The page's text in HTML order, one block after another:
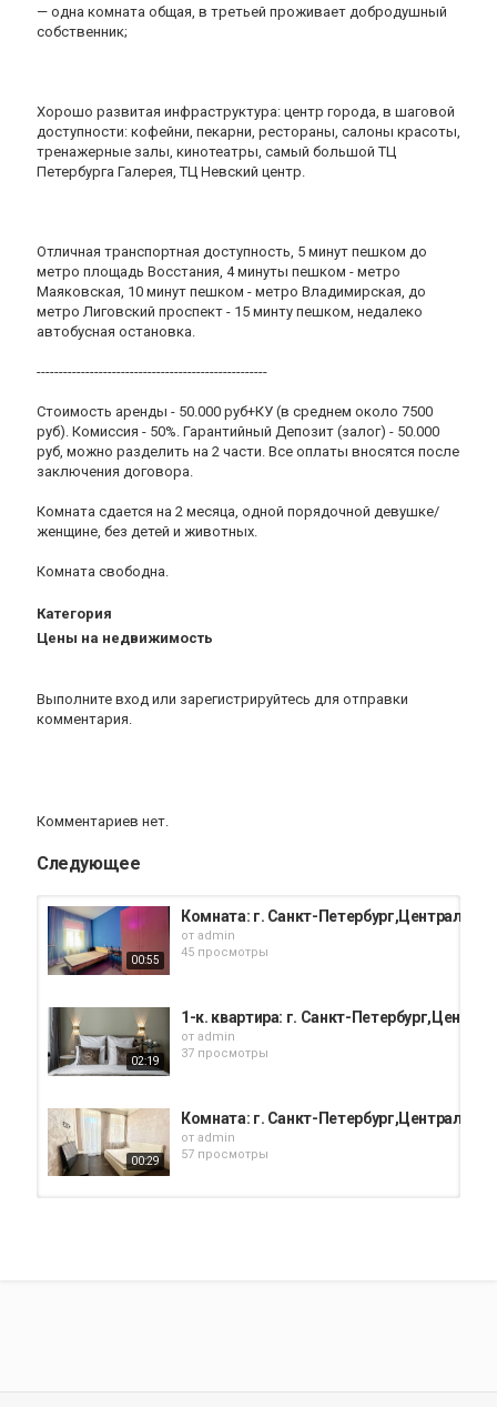
— одна комната общая, в третьей проживает добродушный
собственник;
Хорошо развитая инфраструктура: центр города, в шаговой
доступности: кофейни, пекарни, рестораны, салоны красоты,
тренажерные залы, кинотеатры, самый большой ТЦ
Петербурга Галерея, ТЦ Невский центр.
Отличная транспортная доступность, 5 минут пешком до
метро площадь Восстания, 4 минуты пешком - метро
Маяковская, 10 минут пешком - метро Владимирская, до
метро Лиговский проспект - 15 минту пешком, недалеко
автобусная остановка.
----------------------------------------------------
Стоимость аренды - 50.000 руб+КУ (в среднем около 7500
руб). Комиссия - 50%. Гарантийный Депозит (залог) - 50.000
руб, можно разделить на 2 части. Все оплаты вносятся после
заключения договора.
Комната сдается на 2 месяца, одной порядочной девушке/
женщине, без детей и животных.
Комната свободна.
Категория
Цены на недвижимость
Выполните вход или зарегистрируйтесь для отправки
комментария.
Комментариев нет.
Следующее
00:55
Комната: г. Санкт-
от admin
45 просмотры
02:19
1-к. квартира: г. Санкт-
от admin
37 просмотры
00:29
Комната: г. Санкт-
от admin
57 просмотры